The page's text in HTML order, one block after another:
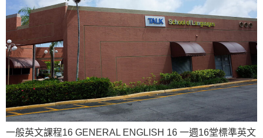
一般英文課程16 GENERAL ENGLISH 16 一週16堂標準英文